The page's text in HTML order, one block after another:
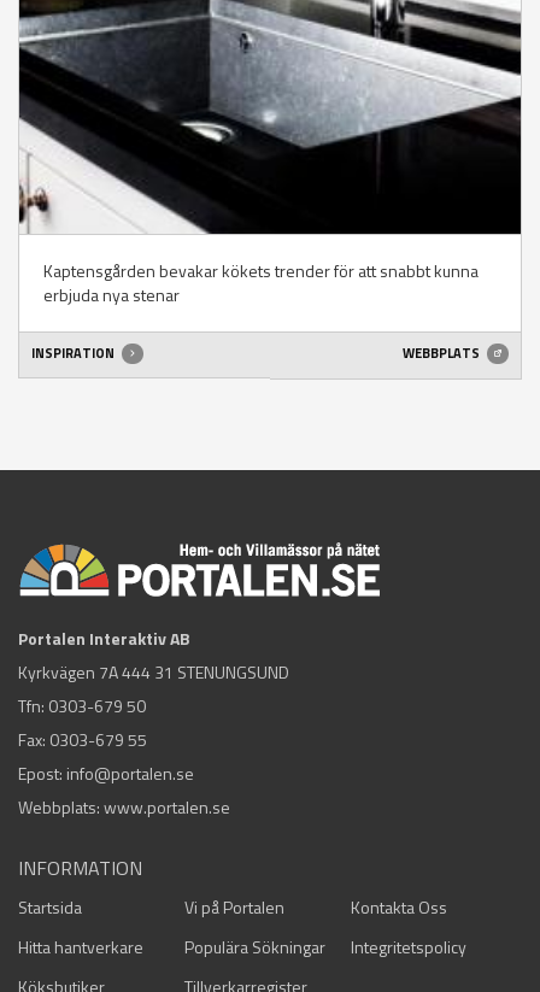
Kaptensgården bevakar kökets trender för att snabbt kunna
erbjuda nya stenar
INSPIRATION WEBBPLATS
Portalen Interaktiv AB
Kyrkvägen 7A 444 31 STENUNGSUND
Tfn: 0303-679 50
Fax: 0303-679 55
Epost: info@portalen.se
Webbplats: www.portalen.se
INFORMATION
Startsida Vi på Portalen
Kontakta Oss
Hitta hantverkare
Populära Sökningar
Integritetspolicy
Köksbutiker
Tillverkarregister